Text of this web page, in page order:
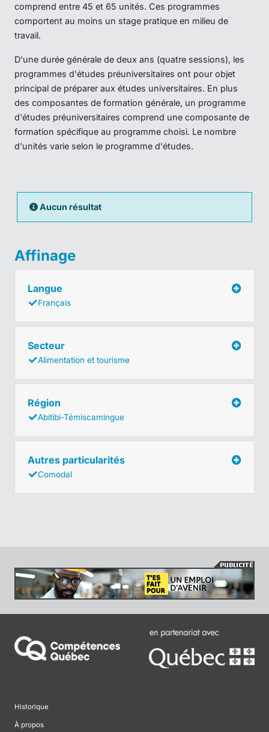
comprend entre 45 et 65 unités. Ces programmes
comportent au moins un stage pratique en milieu de
travail.
D'une durée générale de deux ans (quatre sessions), les
programmes d'études préuniversitaires ont pour objet
principal de préparer aux études universitaires. En plus
des composantes de formation générale, un programme
d'études préuniversitaires comprend une composante de
formation spécifique au programme choisi. Le nombre
d'unités varie selon le programme d'études.
Aucun résultat
Affinage
Langue
Français
Secteur
Alimentation et tourisme
Région
Abitibi-Témiscamingue
Autres particularités
Comodal
Historique
À propos